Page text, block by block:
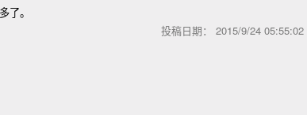
了。
投稿日期： 2015/9/24 05:55:02